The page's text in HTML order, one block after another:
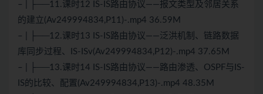
– | ├──11.课时12 IS-IS路由协议——报文类型及邻居关系
的建立(Av249994834,P11)-.mp4 36.59M
– | ├──12.课时13 IS-IS路由协议——泛洪机制、链路数据
库同步过程、IS-ISv(Av249994834,P12)-.mp4 37.65M
– | ├──13.课时14 IS-IS路由协议——路由渗透、OSPF与IS-
IS的比较、配置(Av249994834,P13)-.mp4 48.35M